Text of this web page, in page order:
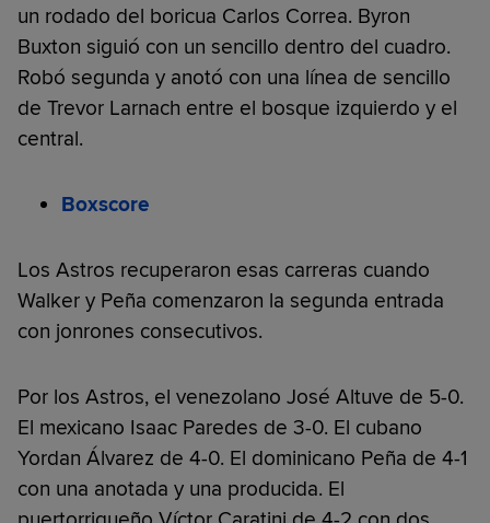
un rodado del boricua Carlos Correa. Byron
Buxton siguió con un sencillo dentro del cuadro.
Robó segunda y anotó con una línea de sencillo
de Trevor Larnach entre el bosque izquierdo y el
central.
Boxscore
Los Astros recuperaron esas carreras cuando
Walker y Peña comenzaron la segunda entrada
con jonrones consecutivos.
Por los Astros, el venezolano José Altuve de 5-0.
El mexicano Isaac Paredes de 3-0. El cubano
Yordan Álvarez de 4-0. El dominicano Peña de 4-1
con una anotada y una producida. El